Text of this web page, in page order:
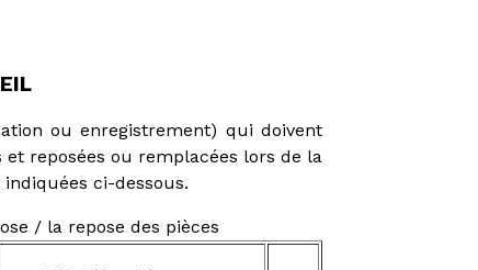
ou enregistrement) qui doivent
reposées ou remplacées lors de la
ci-dessous.
/ la repose des pièces